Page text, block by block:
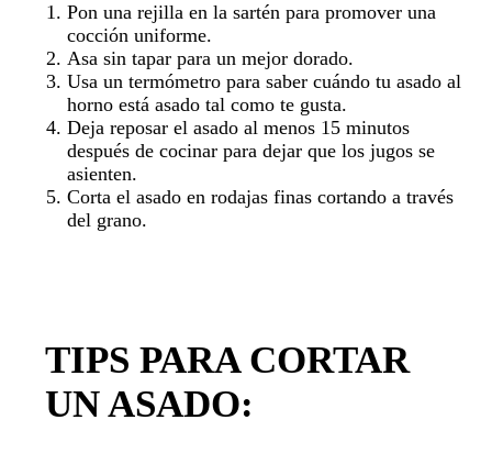
Pon una rejilla en la sartén para promover una
cocción uniforme.
Asa sin tapar para un mejor dorado.
Usa un termómetro para saber cuándo tu asado al
horno está asado tal como te gusta.
Deja reposar el asado al menos 15 minutos
después de cocinar para dejar que los jugos se
asienten.
Corta el asado en rodajas finas cortando a través
del grano.
TIPS PARA CORTAR
UN ASADO: